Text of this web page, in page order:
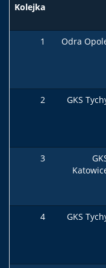
Kolejka
1 Odra
2 GKS
3
4 GKS